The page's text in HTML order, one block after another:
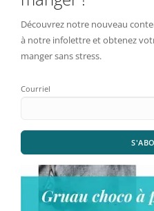
Découvrez notre nouveau
à notre infolettre et obtenez
manger sans stress.
Courriel